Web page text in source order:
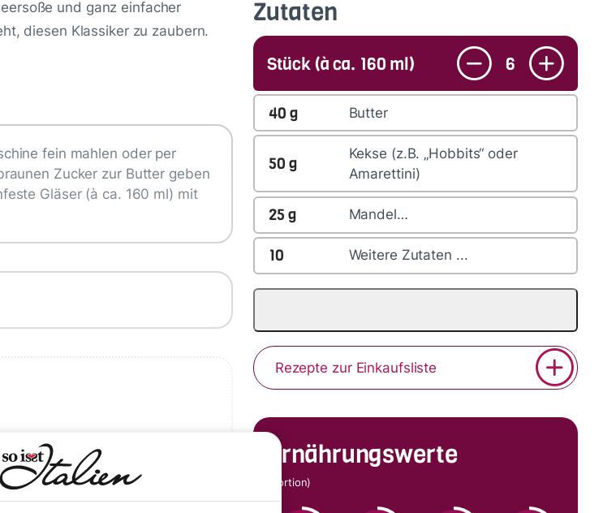
und ganz einfacher
diesen Klassiker zu zaubern.
fein mahlen oder per
Zucker zur Butter geben
Gläser (à ca. 160 ml) mit
Zutaten
Stück (à ca. 160 ml) 6
40 g Butter
50 g
Kekse (z.B. „Hobbits“ oder
Amarettini)
25 g Mandel…
10 Weitere Zutaten ...
Rezepte zur Einkaufsliste
Ernährungswerte
(Portion)